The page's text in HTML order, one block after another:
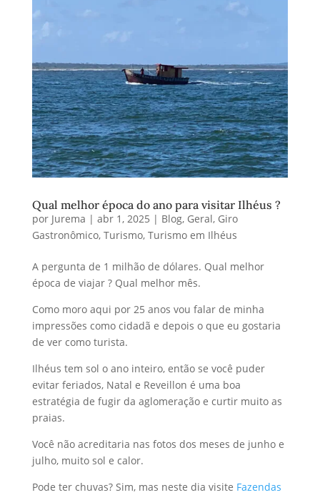
Qual melhor época do ano para visitar Ilhéus ?
por Jurema | abr 1, 2025 | Blog, Geral, Giro
Gastronômico, Turismo, Turismo em Ilhéus
A pergunta de 1 milhão de dólares. Qual melhor
época de viajar ? Qual melhor mês.
Como moro aqui por 25 anos vou falar de minha
impressões como cidadã e depois o que eu gostaria
de ver como turista.
Ilhéus tem sol o ano inteiro, então se você puder
evitar feriados, Natal e Reveillon é uma boa
estratégia de fugir da aglomeração e curtir muito as
praias.
Você não acreditaria nas fotos dos meses de junho e
julho, muito sol e calor.
Pode ter chuvas? Sim, mas neste dia visite Fazendas